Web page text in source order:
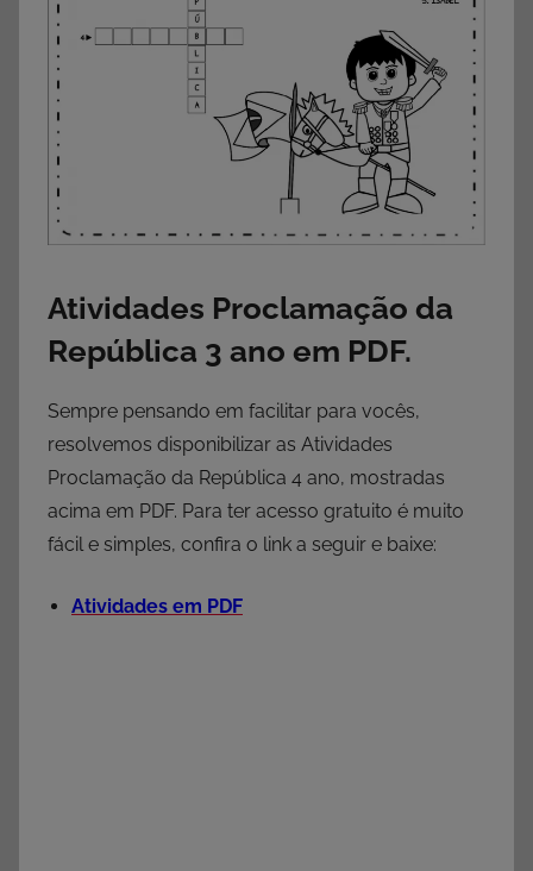
Atividades Proclamação da
República 3 ano em PDF.
Sempre pensando em facilitar para vocês,
resolvemos disponibilizar as Atividades
Proclamação da República 4 ano, mostradas
acima em PDF. Para ter acesso gratuito é muito
fácil e simples, confira o link a seguir e baixe:
Atividades em PDF